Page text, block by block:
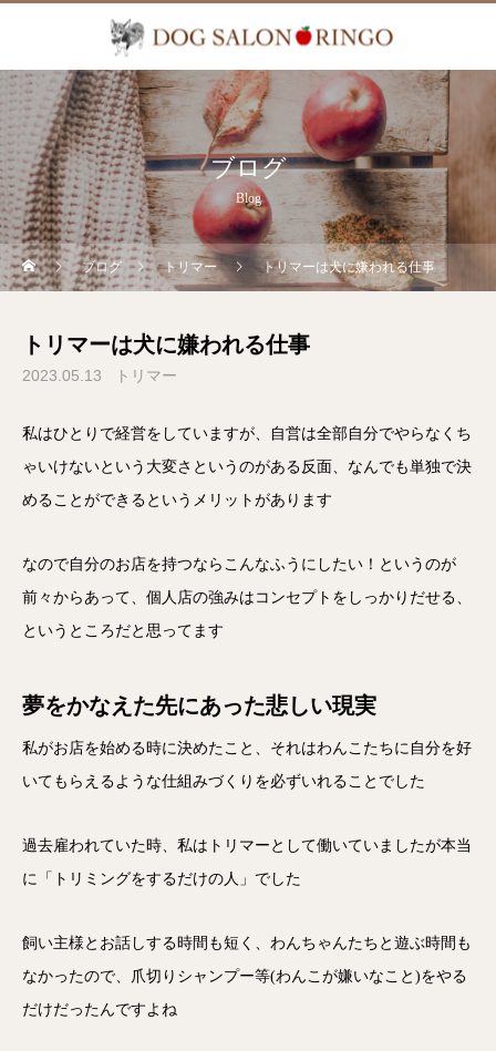
ブログ
Blog
ブログ トリマー トリマーは犬に嫌われる仕事
トリマーは犬に嫌われる仕事
2023.05.13 トリマー
私はひとりで経営をしていますが、自営は全部自分でやらなくち
ゃいけないという大変さというのがある反面、なんでも単独で決
めることができるというメリットがあります
なので自分のお店を持つならこんなふうにしたい！というのが
前々からあって、個人店の強みはコンセプトをしっかりだせる、
というところだと思ってます
夢をかなえた先にあった悲しい現実
私がお店を始める時に決めたこと、それはわんこたちに自分を好
いてもらえるような仕組みづくりを必ずいれることでした
過去雇われていた時、私はトリマーとして働いていましたが本当
に「トリミングをするだけの人」でした
飼い主様とお話しする時間も短く、わんちゃんたちと遊ぶ時間も
なかったので、爪切りシャンプー等(わんこが嫌いなこと)をやる
だけだったんですよね